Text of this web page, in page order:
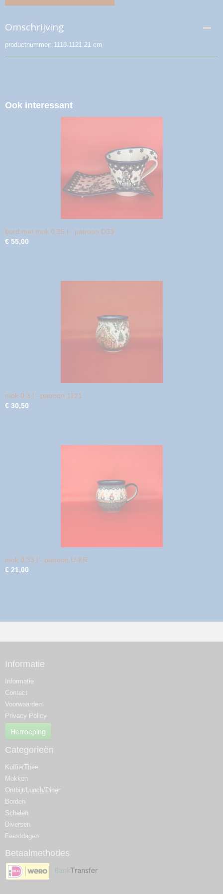
Omschrijving
productnummer: 1118-1121 21 cm
Ook interessant
bord met mok 0,35 l - patroon D33
€ 55,00
mok 0,3 l - patroon 1121
€ 30,50
mok 0,33 l - patroon U-KR
€ 21,00
Informatie
Informatie
Contact
Voorwaarden
Privacy Policy
Herroeping
Categorieën
Koffie/Thee
Mokken
Ontbijt/Lunch/Diner
Borden
Schalen
Diversen
Feestdagen
Betaalmethodes